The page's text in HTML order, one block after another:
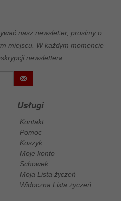
nasz newsletter, prosimy o
miejscu. W każdym momencie
newslettera.
Usługi
Kontakt
Pomoc
Koszyk
Moje konto
Schowek
Moja Lista życzeń
Widoczna Lista życzeń